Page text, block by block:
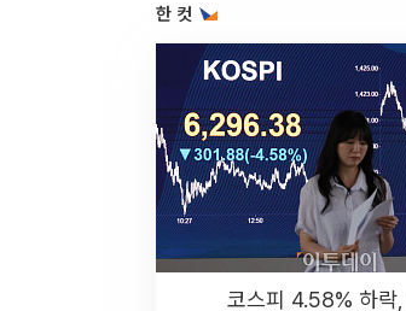
한 컷
코스피 4.58% 하락